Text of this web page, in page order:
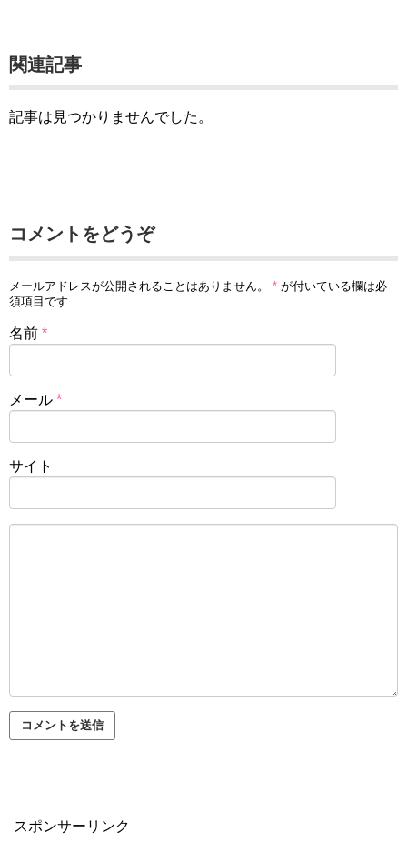
関連記事
記事は見つかりませんでした。
コメントをどうぞ
メールアドレスが公開されることはありません。 * が付いている欄は必
須項目です
名前 *
メール *
サイト
スポンサーリンク